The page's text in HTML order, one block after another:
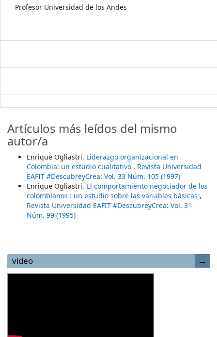
Profesor Universidad de los Andes
Artículos más leídos del mismo
autor/a
Enrique Ogliastri, Liderazgo organizacional en
Colombia: un estudio cualitativo , Revista Universidad
EAFIT #DescubreyCrea: Vol. 33 Núm. 105 (1997)
Enrique Ogliastri, El comportamiento negociador de los
colombianos : un estudio sobre las variables básicas ,
Revista Universidad EAFIT #DescubreyCrea: Vol. 31
Núm. 99 (1995)
video